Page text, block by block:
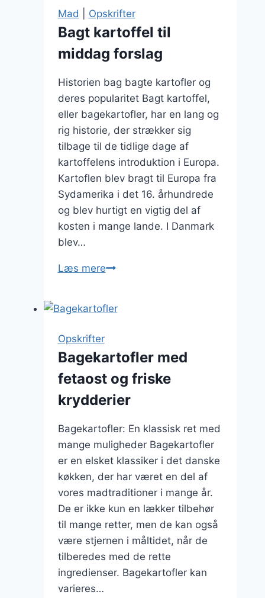
fraiche
laks
Mad Opskrifter
Bagt kartoffel til
middag forslag
Historien bag bagte kartofler og
deres popularitet Bagt kartoffel,
eller bagekartofler, har en lang og
rig historie, der strækker sig
tilbage til de tidlige dage af
kartoffelens introduktion i Europa.
Kartoflen blev bragt til Europa fra
Sydamerika i det 16. århundrede
og blev hurtigt en vigtig del af
kosten i mange lande. I Danmark
blev…
Læs mereBagt
middag
Opskrifter
Bagekartofler med
fetaost og friske
krydderier
Bagekartofler: En klassisk ret med
mange muligheder Bagekartofler
er en elsket klassiker i det danske
køkken, der har været en del af
vores madtraditioner i mange år.
De er ikke kun en lækker tilbehør
til mange retter, men de kan også
være stjernen i måltidet, når de
tilberedes med de rette
ingredienser. Bagekartofler kan
varieres…